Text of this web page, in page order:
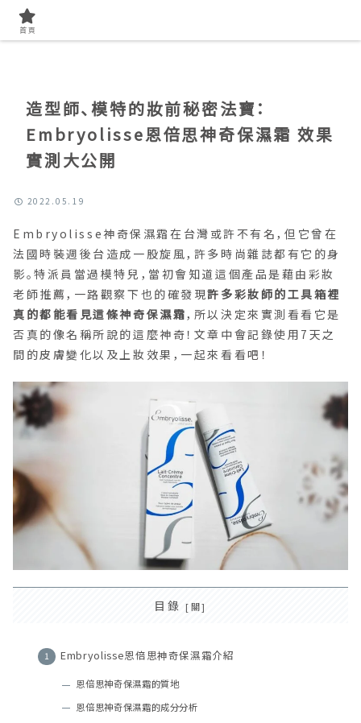
造型師、模特的妝前秘密法寶：
Embryolisse恩倍思神奇保濕霜 效果
實測大公開
2022.05.19
Embryolisse神奇保濕霜在台灣或許不有名，但它曾在
法國時裝週後台造成一股旋風，許多時尚雜誌都有它的身
影。特派員當過模特兒，當初會知道這個產品是藉由彩妝
老師推薦，一路觀察下也的確發現許多彩妝師的工具箱裡
真的都能看見這條神奇保濕霜，所以決定來實測看看它是
否真的像名稱所說的這麼神奇！文章中會記錄使用7天之
間的皮膚變化以及上妝效果，一起來看看吧！
目錄
Embryolisse恩倍思神奇保濕霜介紹
恩倍思神奇保濕霜的質地
恩倍思神奇保濕霜的成分分析
首頁